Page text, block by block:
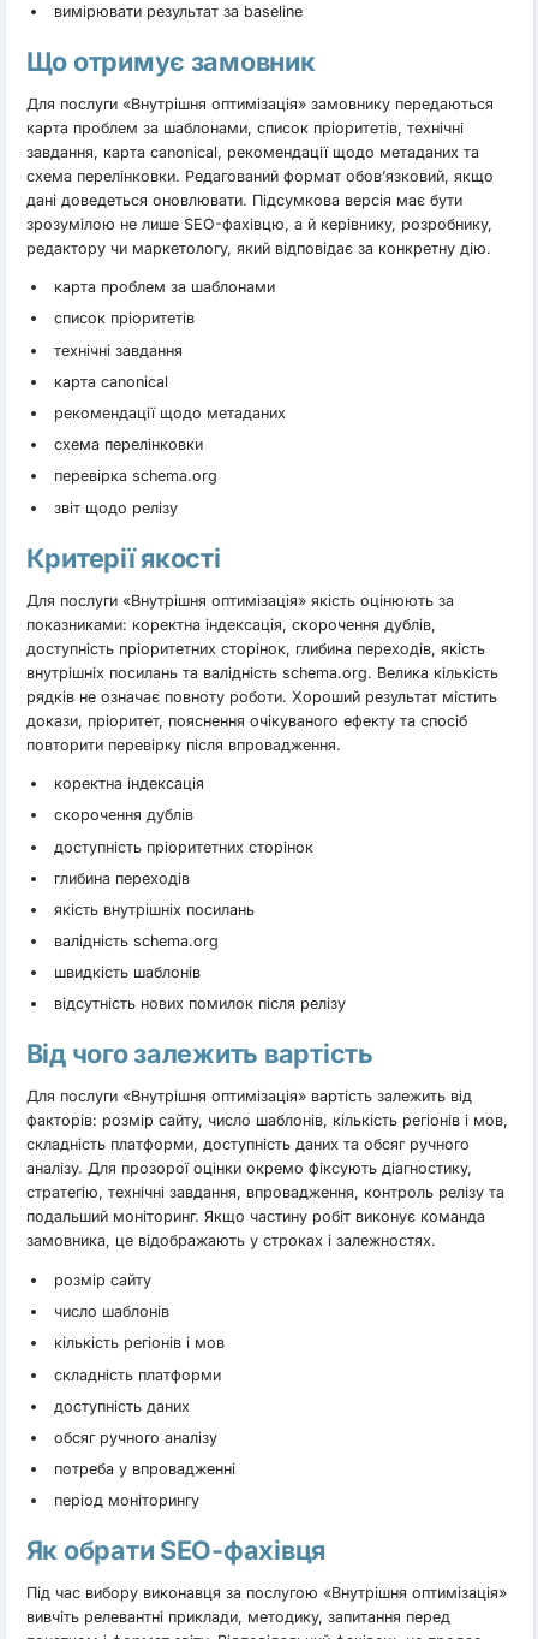
вимірювати результат за baseline
Що отримує замовник
Для послуги «Внутрішня оптимізація» замовнику передаються
карта проблем за шаблонами, список пріоритетів, технічні
завдання, карта canonical, рекомендації щодо метаданих та
схема перелінковки. Редагований формат обов’язковий, якщо
дані доведеться оновлювати. Підсумкова версія має бути
зрозумілою не лише SEO-фахівцю, а й керівнику, розробнику,
редактору чи маркетологу, який відповідає за конкретну дію.
карта проблем за шаблонами
список пріоритетів
технічні завдання
карта canonical
рекомендації щодо метаданих
схема перелінковки
перевірка schema.org
звіт щодо релізу
Критерії якості
Для послуги «Внутрішня оптимізація» якість оцінюють за
показниками: коректна індексація, скорочення дублів,
доступність пріоритетних сторінок, глибина переходів, якість
внутрішніх посилань та валідність schema.org. Велика кількість
рядків не означає повноту роботи. Хороший результат містить
докази, пріоритет, пояснення очікуваного ефекту та спосіб
повторити перевірку після впровадження.
коректна індексація
скорочення дублів
доступність пріоритетних сторінок
глибина переходів
якість внутрішніх посилань
валідність schema.org
швидкість шаблонів
відсутність нових помилок після релізу
Від чого залежить вартість
Для послуги «Внутрішня оптимізація» вартість залежить від
факторів: розмір сайту, число шаблонів, кількість регіонів і мов,
складність платформи, доступність даних та обсяг ручного
аналізу. Для прозорої оцінки окремо фіксують діагностику,
стратегію, технічні завдання, впровадження, контроль релізу та
подальший моніторинг. Якщо частину робіт виконує команда
замовника, це відображають у строках і залежностях.
розмір сайту
число шаблонів
кількість регіонів і мов
складність платформи
доступність даних
обсяг ручного аналізу
потреба у впровадженні
період моніторингу
Як обрати SEO-фахівця
Під час вибору виконавця за послугою «Внутрішня оптимізація»
вивчіть релевантні приклади, методику, запитання перед